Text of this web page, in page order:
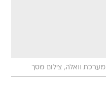
מערכת וואלה, צילום מסך